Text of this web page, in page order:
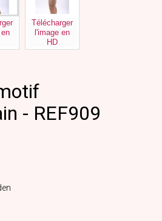
en
Télécharger
l'image en
HD
- REF909